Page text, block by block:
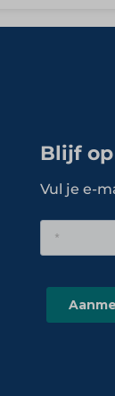
Blijf
Vul je e-